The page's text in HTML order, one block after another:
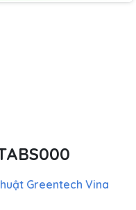
Greentech Vina